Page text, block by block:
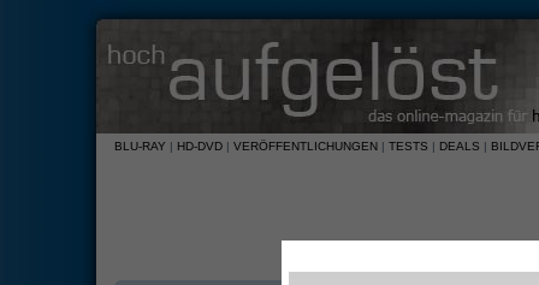
BLU-RAY | HD-DVD | VERÖFFENTLICHUNGEN | TESTS | DEALS |